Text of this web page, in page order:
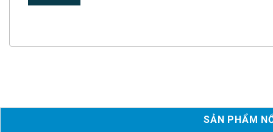
SẢN PHẨM